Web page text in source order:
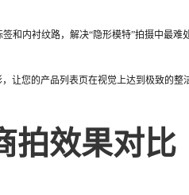
和内衬纹路，解决“隐形模特”拍摄中最难
让您的产品列表页在视觉上达到极致的整
拍效果对比